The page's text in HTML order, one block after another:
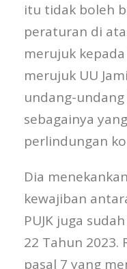
itu tidak boleh
peraturan di
merujuk
merujuk UU
undang-
sebagainya
perlindungan
Dia
kewajiban
PUJK juga
22 Tahun 2023.
pasal 7 yang